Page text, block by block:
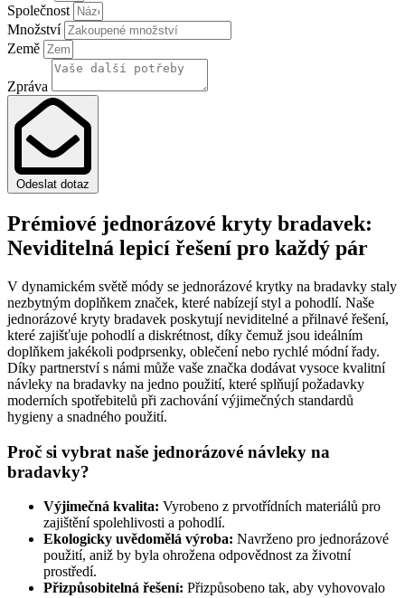
Společnost
Množství
Země
Zpráva
Odeslat dotaz
Prémiové jednorázové kryty bradavek:
Neviditelná lepicí řešení pro každý pár
V dynamickém světě módy se jednorázové krytky na bradavky staly
nezbytným doplňkem značek, které nabízejí styl a pohodlí. Naše
jednorázové kryty bradavek poskytují neviditelné a přilnavé řešení,
které zajišťuje pohodlí a diskrétnost, díky čemuž jsou ideálním
doplňkem jakékoli podprsenky, oblečení nebo rychlé módní řady.
Díky partnerství s námi může vaše značka dodávat vysoce kvalitní
návleky na bradavky na jedno použití, které splňují požadavky
moderních spotřebitelů při zachování výjimečných standardů
hygieny a snadného použití.
Proč si vybrat naše jednorázové návleky na
bradavky?
Výjimečná kvalita: Vyrobeno z prvotřídních materiálů pro
zajištění spolehlivosti a pohodlí.
Ekologicky uvědomělá výroba: Navrženo pro jednorázové
použití, aniž by byla ohrožena odpovědnost za životní
prostředí.
Přizpůsobitelná řešení: Přizpůsobeno tak, aby vyhovovalo